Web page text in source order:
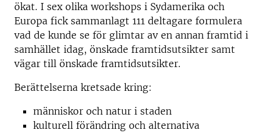
ökat. I sex olika workshops i Sydamerika och
Europa fick sammanlagt 111 deltagare formulera
vad de kunde se för glimtar av en annan framtid i
samhället idag, önskade framtidsutsikter samt
vägar till önskade framtidsutsikter.
Berättelserna kretsade kring:
människor och natur i staden
kulturell förändring och alternativa